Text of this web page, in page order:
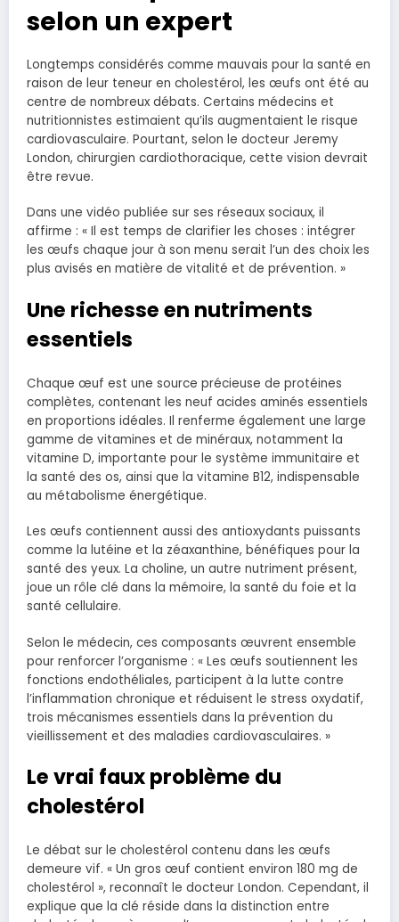
selon un expert
Longtemps considérés comme mauvais pour la santé en
raison de leur teneur en cholestérol, les œufs ont été au
centre de nombreux débats. Certains médecins et
nutritionnistes estimaient qu’ils augmentaient le risque
cardiovasculaire. Pourtant, selon le docteur Jeremy
London, chirurgien cardiothoracique, cette vision devrait
être revue.
Dans une vidéo publiée sur ses réseaux sociaux, il
affirme : « Il est temps de clarifier les choses : intégrer
les œufs chaque jour à son menu serait l’un des choix les
plus avisés en matière de vitalité et de prévention. »
Une richesse en nutriments
essentiels
Chaque œuf est une source précieuse de protéines
complètes, contenant les neuf acides aminés essentiels
en proportions idéales. Il renferme également une large
gamme de vitamines et de minéraux, notamment la
vitamine D, importante pour le système immunitaire et
la santé des os, ainsi que la vitamine B12, indispensable
au métabolisme énergétique.
Les œufs contiennent aussi des antioxydants puissants
comme la lutéine et la zéaxanthine, bénéfiques pour la
santé des yeux. La choline, un autre nutriment présent,
joue un rôle clé dans la mémoire, la santé du foie et la
santé cellulaire.
Selon le médecin, ces composants œuvrent ensemble
pour renforcer l’organisme : « Les œufs soutiennent les
fonctions endothéliales, participent à la lutte contre
l’inflammation chronique et réduisent le stress oxydatif,
trois mécanismes essentiels dans la prévention du
vieillissement et des maladies cardiovasculaires. »
Le vrai faux problème du
cholestérol
Le débat sur le cholestérol contenu dans les œufs
demeure vif. « Un gros œuf contient environ 180 mg de
cholestérol », reconnaît le docteur London. Cependant, il
explique que la clé réside dans la distinction entre